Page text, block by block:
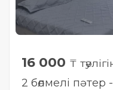
16 000 ₸
2 бөлмелі